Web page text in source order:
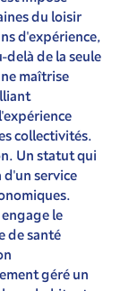
du loisir
d'expérience,
delà de la seule
maîtrise
collectivités.
Un statut qui
service
le
de santé
géré un